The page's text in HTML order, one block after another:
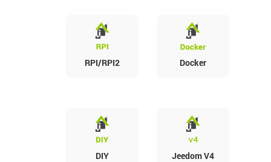
RPI/RPI2 Docker
DIY Jeedom V4